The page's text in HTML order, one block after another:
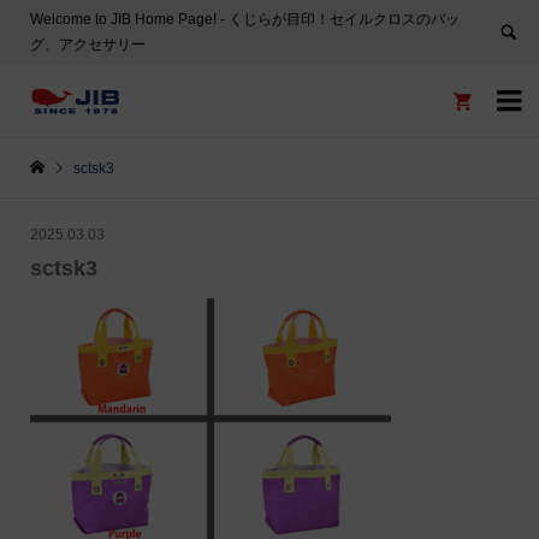
Welcome to JIB Home Page! ‐ くじらが目印！セイルクロスのバッ
グ、アクセサリー


sctsk3
2025.03.03
sctsk3